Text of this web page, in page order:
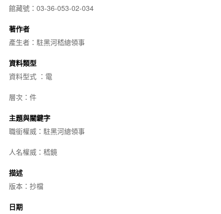
館藏號：03-36-053-02-034
著作者
產生者：駐黑河嵇總領事
資料類型
資料型式 ：電
層次：件
主題與關鍵字
職銜權威：駐黑河總領事
人名權威：嵇鏡
描述
版本：抄檔
日期